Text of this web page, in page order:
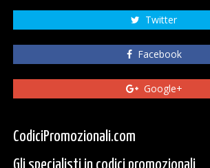
Twitter
Facebook
Google+
CodiciPromozionali.com